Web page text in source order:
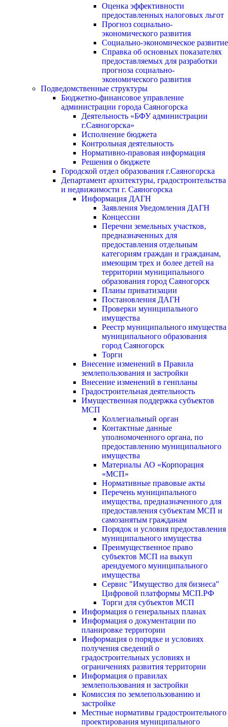
Оценка эффективности
предоставленных налоговых льгот
Прогноз социально-
экономического развития
Социально-экономическое развитие
Справка об основных показателях
предоставляемых для разработки
прогноза социально-
экономического развития
Подведомственные структуры
Бюджетно-финансовое управление
администрации города Саяногорска
Деятельность «БФУ администрации
г.Саяногорска»
Исполнение бюджета
Контрольная деятельность
Нормативно-правовая информация
Решения о бюджете
Городской отдел образования г.Саяногорска
Департамент архитектуры, градостроительства
и недвижимости г. Саяногорска
Информация ДАГН
Заявления Уведомления ДАГН
Концессии
Перечни земельных участков,
предназначенных для
предоставления отдельным
категориям граждан и гражданам,
имеющим трех и более детей на
территории муниципального
образования город Саяногорск
Планы приватизации
Постановления ДАГН
Проверки муниципального
имущества
Реестр муниципального имущества
муниципального образования
город Саяногорск
Торги
Внесение изменений в Правила
землепользования и застройки
Внесение изменений в генпланы
Градостроительная деятельность
Имущественная поддержка субъектов
МСП
Коллегиальный орган
Контактные данные
уполномоченного органа, по
предоставлению муниципального
имущества
Материалы АО «Корпорация
«МСП»
Нормативные правовые акты
Перечень муниципального
имущества, предназначенного для
предоставления субъектам МСП и
самозанятым гражданам
Порядок и условия предоставления
муниципального имущества
Преимущественное право
субъектов МСП на выкуп
арендуемого муниципального
имущества
Сервис "Имущество для бизнеса"
Цифровой платформы МСП.РФ
Торги для субъектов МСП
Информация о генеральных планах
Информация о документации по
планировке территории
Информация о порядке и условиях
получения сведений о
градостроительных условиях и
ограничениях развития территории
Информация о правилах
землепользования и застройки
Комиссия по землепользованию и
застройке
Местные нормативы градостроительного
проектирования муниципального